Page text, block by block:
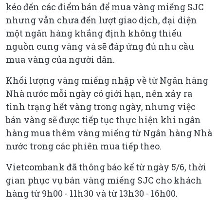
kéo đến các điểm bán để mua vàng miếng SJC
nhưng vẫn chưa đến lượt giao dịch, đại diện
một ngân hàng khẳng định không thiếu
nguồn cung vàng và sẽ đáp ứng đủ nhu cầu
mua vàng của người dân.
Khối lượng vàng miếng nhập về từ Ngân hàng
Nhà nước mỗi ngày có giới hạn, nên xảy ra
tình trạng hết vàng trong ngày, nhưng việc
bán vàng sẽ được tiếp tục thực hiện khi ngân
hàng mua thêm vàng miếng từ Ngân hàng Nhà
nước trong các phiên mua tiếp theo.
Vietcombank đã thông báo kể từ ngày 5/6, thời
gian phục vụ bán vàng miếng SJC cho khách
hàng từ 9h00 - 11h30 và từ 13h30 - 16h00.